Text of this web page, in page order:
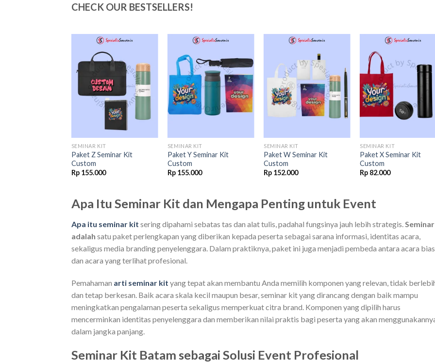
CHECK OUR BESTSELLERS!
Add to
wishlist
SEMINAR KIT
Paket Z Seminar Kit
Custom
Rp155.000
Add to
wishlist
SEMINAR KIT
Paket Y Seminar Kit
Custom
Rp155.000
Add to
wishlist
SEMINAR KIT
Paket W Seminar Kit
Custom
Rp 152.000
Add to
SEMINAR KIT
Paket X Seminar Kit
Custom
Rp 82.000
Current
Apa Itu Seminar Kit dan Mengapa Penting untuk Event
Apa itu seminar kit sering dipahami sebatas tas dan alat tulis, padahal fungsinya jauh lebih strategis.
adalah satu paket perlengkapan yang diberikan kepada peserta sebagai sarana informasi, identitas acara,
sekaligus media branding penyelenggara. Dalam praktiknya, paket ini juga menjadi pembeda antara acara
dan acara yang terlihat profesional.
Pemahaman arti seminar kit yang tepat akan membantu Anda memilih komponen yang relevan, tidak
dan tetap berkesan. Baik acara skala kecil maupun besar, seminar kit yang dirancang dengan baik mampu
meningkatkan pengalaman peserta sekaligus memperkuat citra brand. Komponen yang dipilih harus
mencerminkan identitas penyelenggara dan memberikan nilai praktis bagi peserta yang akan
dalam jangka panjang.
Seminar Kit Batam sebagai Solusi Event Profesional